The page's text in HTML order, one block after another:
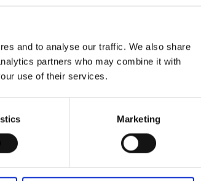
and to analyse our traffic. We also share
partners who may combine it with
use of their services.
Marketing
ner appen ”Läckö
den får man följa med och
inblick i livet på Vänern under
hyra på flera ställen i